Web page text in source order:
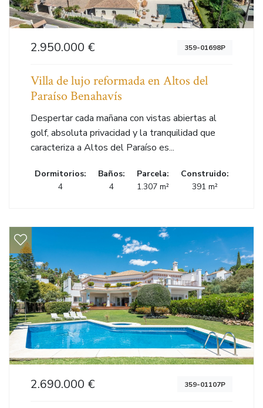
2.950.000 € 359-01698P
Villa de lujo reformada en Altos del
Paraíso Benahavís
Despertar cada mañana con vistas abiertas al
golf, absoluta privacidad y la tranquilidad que
caracteriza a Altos del Paraíso es...
Dormitorios:
4
Baños:
4
Parcela:
1.307 m²
Construido:
391 m²
2.690.000 € 359-01107P